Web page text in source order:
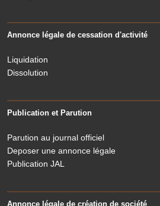
Annonce légale de cessation d'activité
Liquidation
Dissolution
Publication et Parution
Parution au journal officiel
Deposer une annonce légale
Publication JAL
Annonce légale de création de société